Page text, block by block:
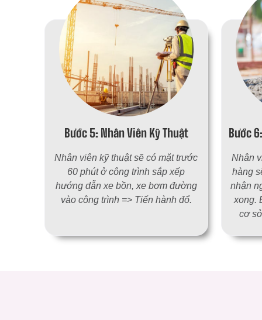
Bước 5: Nhân Viên Kỹ Thuật
Nhân viên kỹ thuật sẽ có mặt trước
60 phút ở công trình sắp xếp
hướng dẫn xe bồn, xe bơm đường
vào công trình => Tiến hành đổ.
Bước
Nhân
hàng
nhận
xong.
cơ